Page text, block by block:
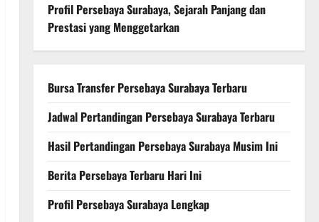
Profil Persebaya Surabaya, Sejarah Panjang dan
Prestasi yang Menggetarkan
Bursa Transfer Persebaya Surabaya Terbaru
Jadwal Pertandingan Persebaya Surabaya Terbaru
Hasil Pertandingan Persebaya Surabaya Musim Ini
Berita Persebaya Terbaru Hari Ini
Profil Persebaya Surabaya Lengkap